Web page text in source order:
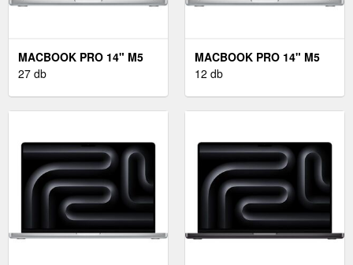
MACBOOK PRO 14" M5
PRO MAGYAR 2026
27 db
MACBOOK PRO 14" M5
MAX INTERNATIONAL
12 db